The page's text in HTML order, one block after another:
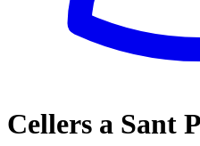
Cellers a Sant